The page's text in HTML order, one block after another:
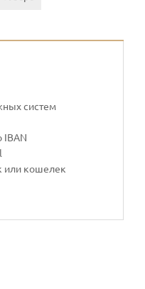
систем
IBAN
или кошелек